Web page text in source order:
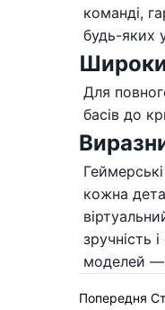
команді,
будь-яких
Для
басів до
кожна
зручність
моделей —
Попередня